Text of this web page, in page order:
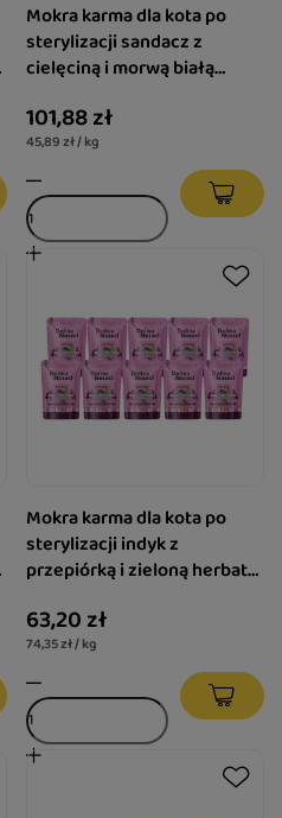
Mokra karma dla kota po
sterylizacji sandacz z
cielęciną i morwą białą
Pasztet & Filet zestaw 12 x
185 g
101,88 zł
45,89 zł / kg
Mokra karma dla kota po
sterylizacji indyk z
przepiórką i zieloną herbatą
Pasztet & Filet zestaw 10 x
85 g
63,20 zł
74,35 zł / kg